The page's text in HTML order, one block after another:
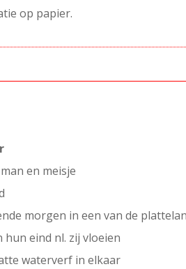
op papier.
en meisje
morgen in een van de
hun eind nl. zij vloeien
waterverf in elkaar